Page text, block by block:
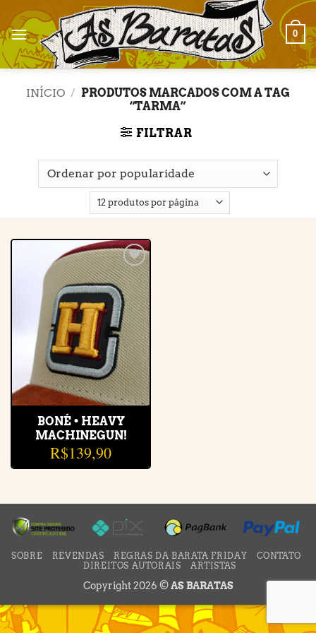
to
content
0
INÍCIO / PRODUTOS MARCADOS COM A TAG
“TARMA”
FILTRAR
Adicionar
à lista de
desejos
BONÉ • HEAVY
MACHINEGUN!
R$139,90
SOBRE REVENDAS REGRAS DA BARATA FRIDAY
CONTATO
DIREITOS AUTORAIS
ARTISTAS
Copyright 2026 ©AS BARATAS